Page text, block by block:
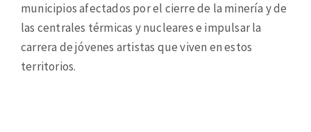
municipios afectados por el cierre de la minería y de
las centrales térmicas y nucleares e impulsar la
carrera de jóvenes artistas que viven en estos
territorios.